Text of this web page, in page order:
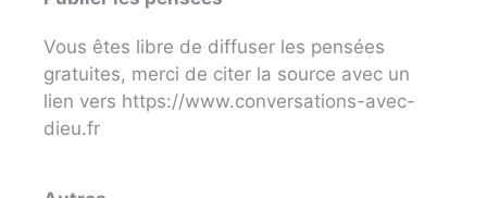
Vous êtes libre de diffuser les pensées
gratuites, merci de citer la source avec un
lien vers https://www.conversations-avec-
dieu.fr